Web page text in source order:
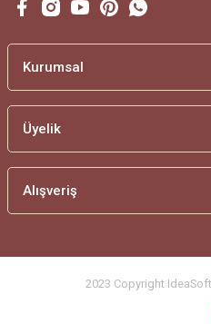
Kurumsal
Üyelik
Alışveriş
2023 Copyright IdeaSoft